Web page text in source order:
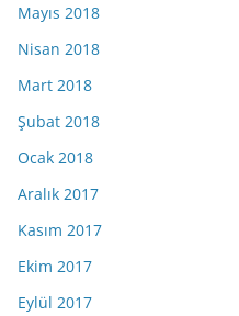
Mayıs 2018
Nisan 2018
Mart 2018
Şubat 2018
Ocak 2018
Aralık 2017
Kasım 2017
Ekim 2017
Eylül 2017